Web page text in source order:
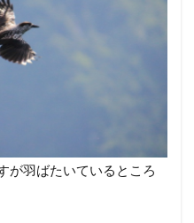
が羽ばたいているところ